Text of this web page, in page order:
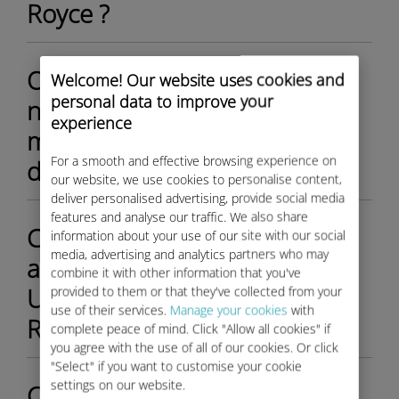
Welcome! Our website uses cookies and
personal data to improve your
experience
For a smooth and effective browsing experience on
our website, we use cookies to personalise content,
deliver personalised advertising, provide social media
features and analyse our traffic. We also share
information about your use of our site with our social
media, advertising and analytics partners who may
combine it with other information that you've
provided to them or that they've collected from your
use of their services. Manage your cookies with
complete peace of mind. Click "Allow all cookies" if
you agree with the use of all of our cookies. Or click
"Select" if you want to customise your cookie
settings on our website.
Royce ?
O meu endereço de email
não foi aceite para criar a
minha conta Ubigi. O que
devo fazer?
Como posso comprar e
ativar o meu plano de dados
Ubigi para o meu Rolls-
Royce?